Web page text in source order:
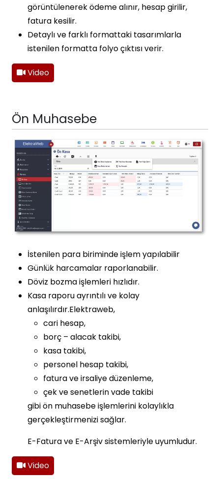
görüntülenerek ödeme alınır, hesap girilir,
fatura kesilir.
Detaylı ve farklı formattaki tasarımlarla
istenilen formatta folyo çıktısı verir.
Video
Ön Muhasebe
İstenilen para biriminde işlem yapılabilir
Günlük harcamalar raporlanabilir.
Döviz bozma işlemleri hızlıdır.
Kasa raporu ayrıntılı ve kolay
anlaşılırdır.Elektraweb,
cari hesap,
borç – alacak takibi,
kasa takibi,
personel hesap takibi,
fatura ve irsaliye düzenleme,
çek ve senetlerin vade takibi
gibi ön muhasebe işlemlerini kolaylıkla
gerçekleştirmenizi sağlar.
E-Fatura ve E-Arşiv sistemleriyle uyumludur.
Video